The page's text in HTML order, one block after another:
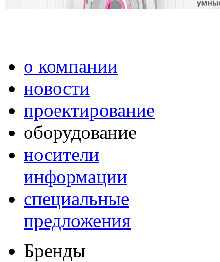
о компании
новости
проектирование
оборудование
носители
информации
специальные
предложения
Бренды